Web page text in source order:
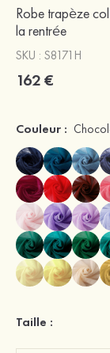
Robe trapèze
la rentrée
SKU : S8171H
162 €
Couleur :
Taille :